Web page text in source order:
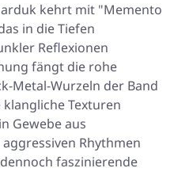
kehrt mit "Memento
in die Tiefen
Reflexionen
fängt die rohe
Metal-Wurzeln der Band
Texturen
Gewebe aus
Rhythmen
faszinierende